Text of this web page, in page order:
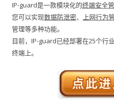
IP-guard是一款模块化的终端安全
您可以实现数据防泄密、 上网行为
管理等多种功能。
目前，IP-guard已经部署在25个行
终端上。